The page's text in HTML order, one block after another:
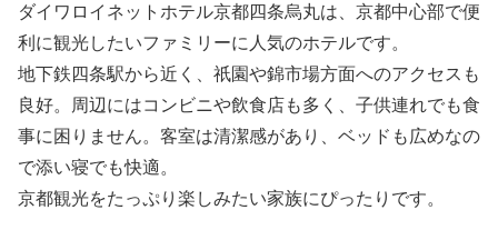
ダイワロイネットホテル京都四条烏丸は、京都中心部で便
利に観光したいファミリーに人気のホテルです。
地下鉄四条駅から近く、祇園や錦市場方面へのアクセスも
良好。周辺にはコンビニや飲食店も多く、子供連れでも食
事に困りません。客室は清潔感があり、ベッドも広めなの
で添い寝でも快適。
京都観光をたっぷり楽しみたい家族にぴったりです。